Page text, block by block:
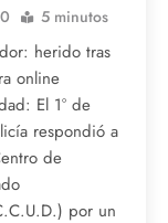
0 5 minutos
herido tras
online
El 1° de
respondió a
de
por un